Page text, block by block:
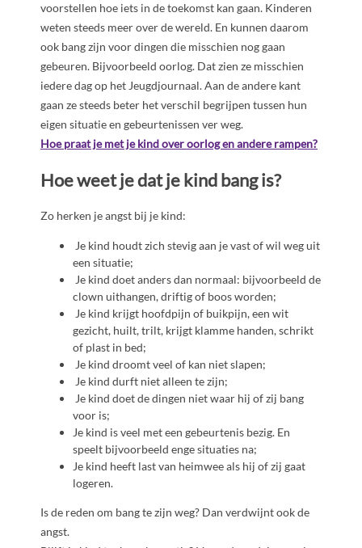
voorstellen hoe iets in de toekomst kan gaan. Kinderen
weten steeds meer over de wereld. En kunnen daarom
ook bang zijn voor dingen die misschien nog gaan
gebeuren. Bijvoorbeeld oorlog. Dat zien ze misschien
iedere dag op het Jeugdjournaal. Aan de andere kant
gaan ze steeds beter het verschil begrijpen tussen hun
eigen situatie en gebeurtenissen ver weg.
Hoe praat je met je kind over oorlog en andere rampen?
Hoe weet je dat je kind bang is?
Zo herken je angst bij je kind:
Je kind houdt zich stevig aan je vast of wil weg uit
een situatie;
Je kind doet anders dan normaal: bijvoorbeeld de
clown uithangen, driftig of boos worden;
Je kind krijgt hoofdpijn of buikpijn, een wit
gezicht, huilt, trilt, krijgt klamme handen, schrikt
of plast in bed;
Je kind droomt veel of kan niet slapen;
Je kind durft niet alleen te zijn;
Je kind doet de dingen niet waar hij of zij bang
voor is;
Je kind is veel met een gebeurtenis bezig. En
speelt bijvoorbeeld enge situaties na;
Je kind heeft last van heimwee als hij of zij gaat
logeren.
Is de reden om bang te zijn weg? Dan verdwijnt ook de
angst.